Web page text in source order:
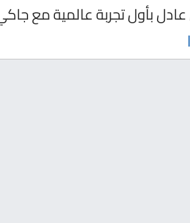
بأول تجربة عالمية مع